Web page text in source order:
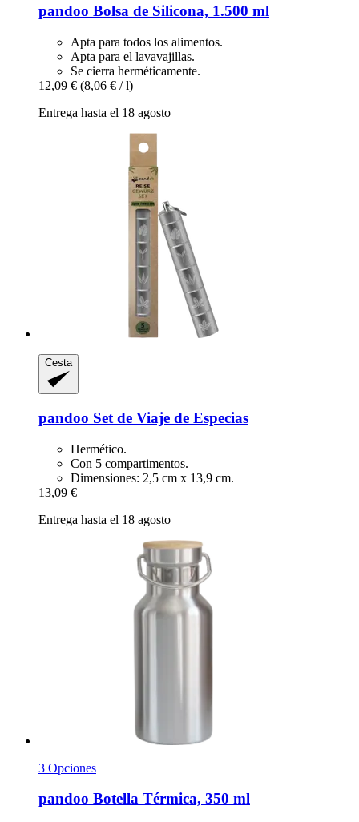
pandoo Bolsa de Silicona, 1.500 ml
Apta para todos los alimentos.
Apta para el lavavajillas.
Se cierra herméticamente.
12,09 € (8,06 € / l)
Entrega hasta el 18 agosto
Cesta
pandoo Set de Viaje de Especias
Hermético.
Con 5 compartimentos.
Dimensiones: 2,5 cm x 13,9 cm.
13,09 €
Entrega hasta el 18 agosto
3 Opciones
pandoo Botella Térmica, 350 ml